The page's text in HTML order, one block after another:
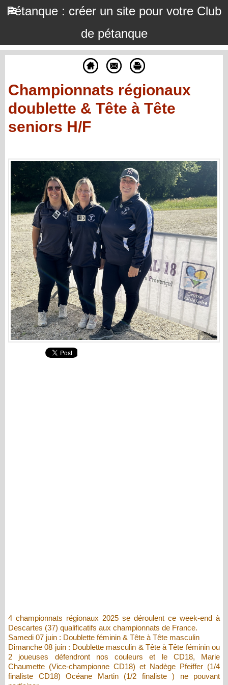
Pétanque : créer un site pour votre Club
de pétanque
Championnats régionaux
doublette & Tête à Tête
seniors H/F
4 championnats régionaux 2025 se déroulent ce week-end à
Descartes (37) qualificatifs aux championnats de France.
Samedi 07 juin : Doublette féminin & Tête à Tête masculin
Dimanche 08 juin : Doublette masculin & Tête à Tête féminin ou
2 joueuses défendront nos couleurs et le CD18, Marie
Chaumette (Vice-championne CD18) et Nadège Pfeiffer (1/4
finaliste CD18) Océane Martin (1/2 finaliste ) ne pouvant